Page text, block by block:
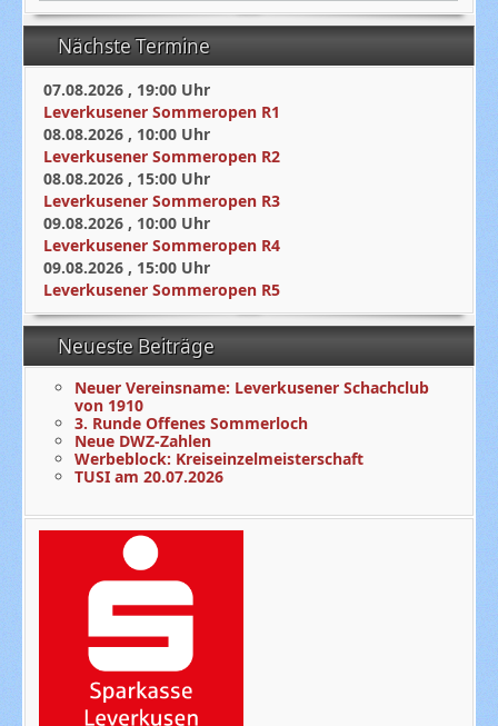
Nächste Termine
07.08.2026 , 19:00 Uhr
Leverkusener Sommeropen R1
08.08.2026 , 10:00 Uhr
Leverkusener Sommeropen R2
08.08.2026 , 15:00 Uhr
Leverkusener Sommeropen R3
09.08.2026 , 10:00 Uhr
Leverkusener Sommeropen R4
09.08.2026 , 15:00 Uhr
Leverkusener Sommeropen R5
Neueste Beiträge
Neuer Vereinsname: Leverkusener Schachclub
von 1910
3. Runde Offenes Sommerloch
Neue DWZ-Zahlen
Werbeblock: Kreiseinzelmeisterschaft
TUSI am 20.07.2026